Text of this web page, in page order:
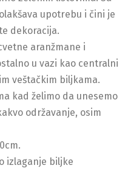
upotrebu i čini je
dekoracija.
aranžmane i
u vazi kao centralni
veštačkim biljkama.
kad želimo da unesemo
održavanje, osim
izlaganje biljke